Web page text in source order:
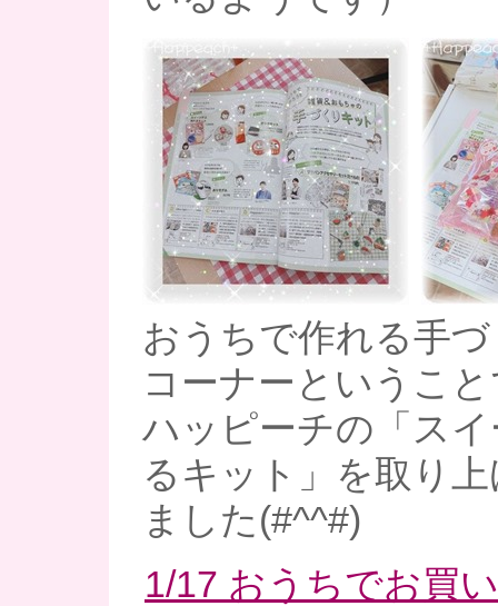
おうちで作れる手
コーナーというこ
ハッピーチの「ス
るキット」を取り
ました(#^^#)
1/17 おうちでお買